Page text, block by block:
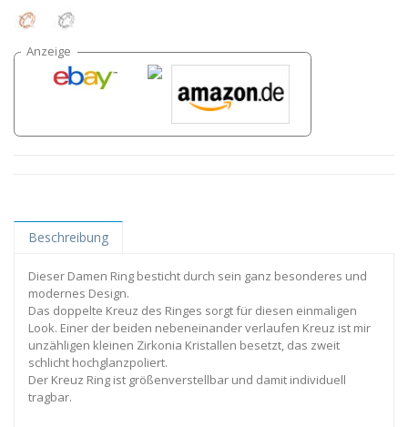
Beschreibung
Dieser Damen Ring besticht durch sein ganz besonderes und
modernes Design.
Das doppelte Kreuz des Ringes sorgt für diesen einmaligen
Look. Einer der beiden nebeneinander verlaufen Kreuz ist mir
unzähligen kleinen Zirkonia Kristallen besetzt, das zweit
schlicht hochglanzpoliert.
Der Kreuz Ring ist größenverstellbar und damit individuell
tragbar.